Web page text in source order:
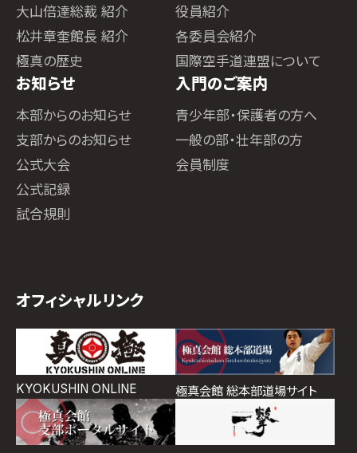
大山倍達総裁 紹介
松井章奎館長 紹介
極真の歴史
役員紹介
各委員会紹介
国際空手道連盟について
お知らせ
本部からのお知らせ
支部からのお知らせ
公式大会
公式記録
試合規則
入門のご案内
青少年部・保護者の方へ
一般の部・壮年部の方
会員制度
オフィシャルリンク
KYOKUSHIN ONLINE 極真会館 総本部道場サイト